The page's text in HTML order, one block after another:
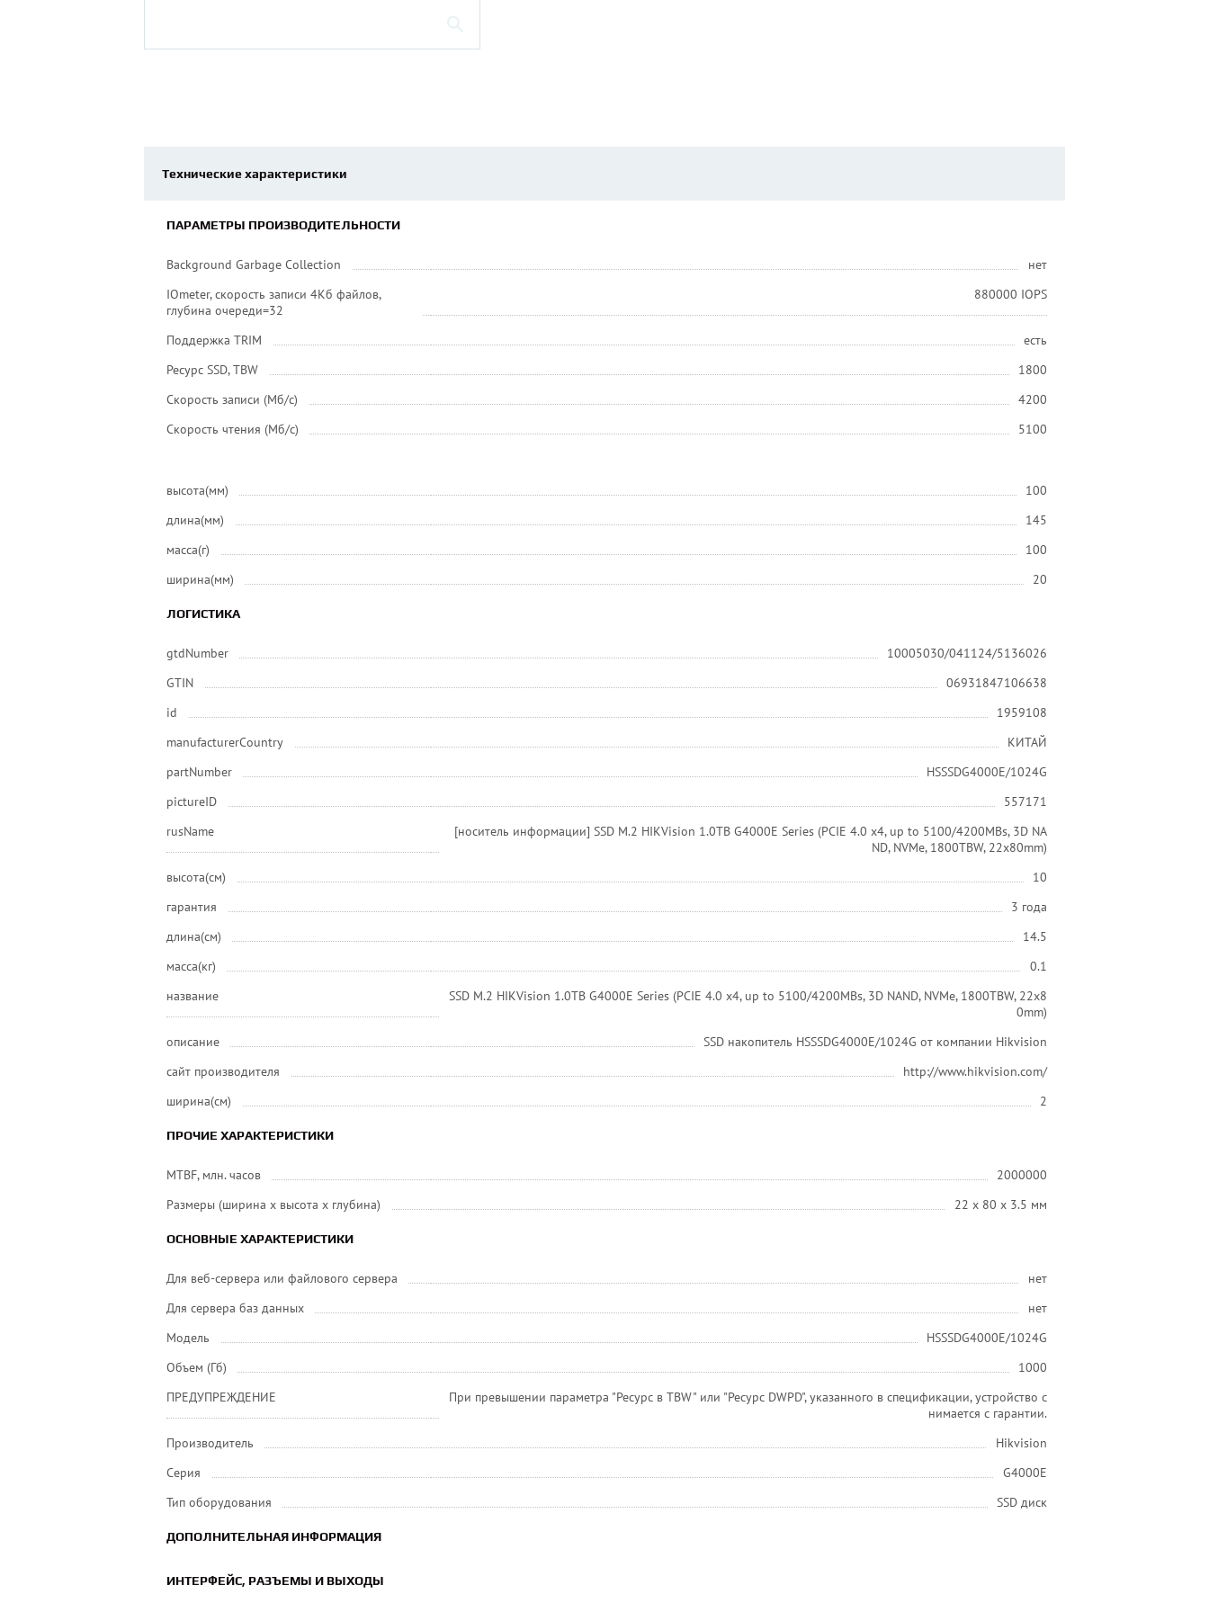
Технические характеристики
ПАРАМЕТРЫ ПРОИЗВОДИТЕЛЬНОСТИ
Background Garbage Collection
нет
IOmeter, скорость записи 4Кб файлов,
глубина очереди=32
880000 IOPS
Поддержка TRIM
есть
Ресурс SSD, TBW
1800
Скорость записи (Мб/с)
4200
Скорость чтения (Мб/с)
5100
высота(мм)
100
длина(мм)
145
масса(г)
100
ширина(мм)
20
ЛОГИСТИКА
gtdNumber
10005030/041124/5136026
GTIN
06931847106638
id
1959108
manufacturerCountry
КИТАЙ
partNumber
HSSSDG4000E/1024G
pictureID
557171
rusName
[носитель информации] SSD M.2 HIKVision 1.0TB G4000E Series (PCIE 4.0 x4, up to 5100/4200MBs, 3D NA
ND, NVMe, 1800TBW, 22x80mm)
высота(см)
10
гарантия
3 года
длина(см)
14.5
масса(кг)
0.1
название
SSD M.2 HIKVision 1.0TB G4000E Series (PCIE 4.0 x4, up to 5100/4200MBs, 3D NAND, NVMe, 1800TBW, 22x8
0mm)
описание
SSD накопитель HSSSDG4000E/1024G от компании Hikvision
сайт производителя
http://www.hikvision.com/
ширина(см)
2
ПРОЧИЕ ХАРАКТЕРИСТИКИ
MTBF, млн. часов
2000000
Размеры (ширина x высота x глубина)
22 x 80 x 3.5 мм
ОСНОВНЫЕ ХАРАКТЕРИСТИКИ
Для веб-сервера или файлового сервера
нет
Для сервера баз данных
нет
Модель
HSSSDG4000E/1024G
Объем (Гб)
1000
ПРЕДУПРЕЖДЕНИЕ
При превышении параметра "Ресурс в TBW" или "Ресурс DWPD", указанного в спецификации, устройство с
нимается с гарантии.
Производитель
Hikvision
Серия
G4000E
Тип оборудования
SSD диск
ДОПОЛНИТЕЛЬНАЯ ИНФОРМАЦИЯ
ИНТЕРФЕЙС, РАЗЪЕМЫ И ВЫХОДЫ